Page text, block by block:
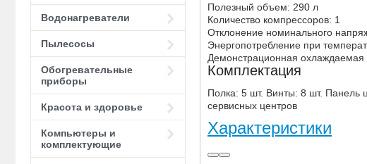
Водонагреватели
Пылесосы
Обогревательные
приборы
Красота и здоровье
Компьютеры и
комплектующие
Полезный объем: 290 л
Количество компрессоров: 1
Отклонение номинального
Энергопотребление при
Демонстрационная
Комплектация
Полка: 5 шт. Винты: 8 шт. Панель
сервисных центров
Характеристики